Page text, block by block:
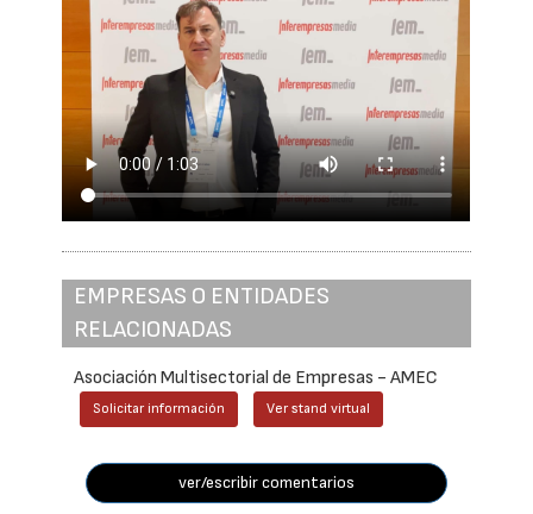
EMPRESAS O ENTIDADES
RELACIONADAS
Asociación Multisectorial de Empresas - AMEC
Solicitar información Ver stand virtual
ver/escribir comentarios